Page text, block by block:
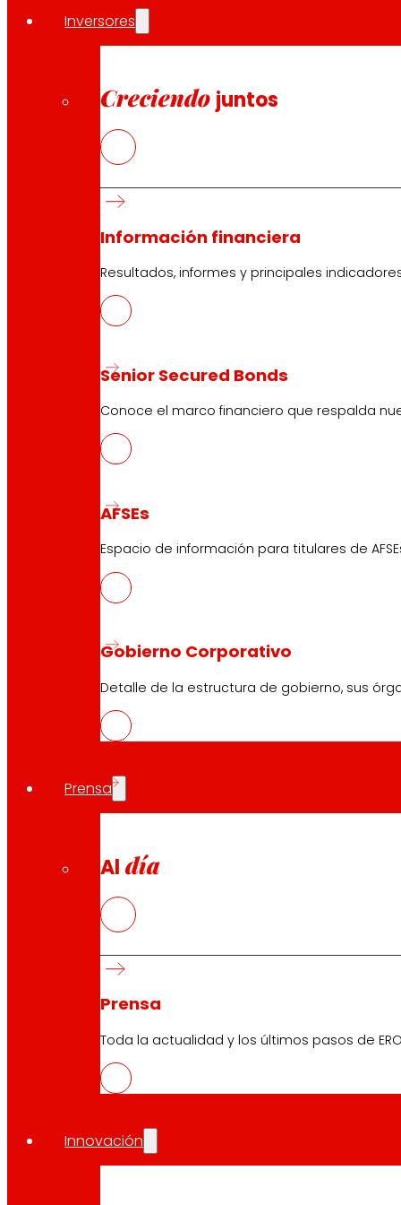
Inversores
Creciendo juntos
Información financiera
Resultados, informes y principales
Senior Secured Bonds
Conoce el marco financiero que respalda
AFSEs
Espacio de información para titulares de
Gobierno Corporativo
Detalle de la estructura de gobierno, sus
Prensa
Al día
Prensa
Toda la actualidad y los últimos pasos de
Innovación